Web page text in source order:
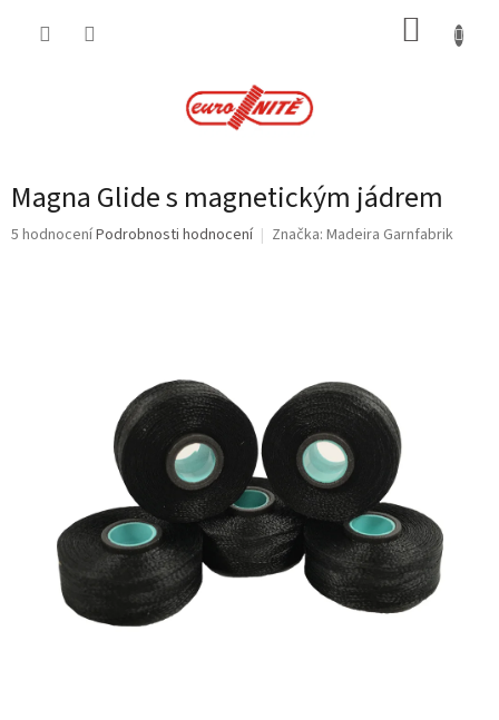
Magna Glide s magnetickým jádrem
Průměrné
5 hodnoceníPodrobnosti hodnocení Značka: Madeira Garnfabrik